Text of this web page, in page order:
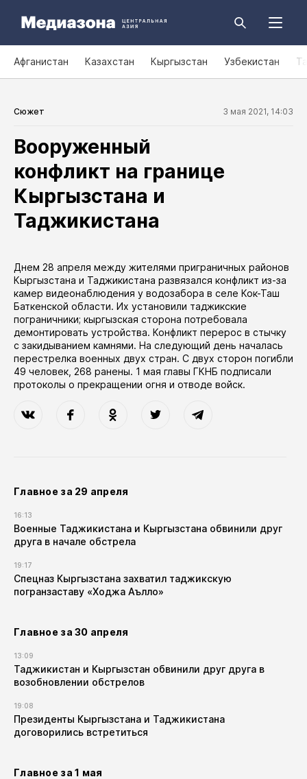
Афганистан Казахстан Кыргызстан Узбекистан
Сюжет 3 мая 2021, 14:03
Вооруженный
конфликт на границе
Кыргызстана и
Таджикистана
Днем 28 апреля между жителями приграничных районов
Кыргызстана и Таджикистана развязался конфликт из-за
камер видеонаблюдения у водозабора в селе Кок-Таш
Баткенской области. Их установили таджикские
пограничники; кыргызская сторона потребовала
демонтировать устройства. Конфликт перерос в стычку
с закидыванием камнями. На следующий день началась
перестрелка военных двух стран. С двух сторон погибли
49 человек, 268 ранены. 1 мая главы ГКНБ подписали
протоколы о прекращении огня и отводе войск.
Главное за 29 апреля
16:13
Военные Таджикистана и Кыргызстана обвинили друг
друга в начале обстрела
19:17
Спецназ Кыргызстана захватил таджикскую
погранзаставу «Ходжа Аълло»
Главное за 30 апреля
13:09
Таджикистан и Кыргызстан обвинили друг друга в
возобновлении обстрелов
19:08
Президенты Кыргызстана и Таджикистана
договорились встретиться
Главное за 1 мая